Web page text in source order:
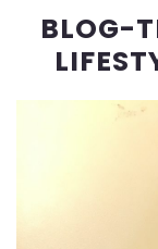
BLOG-